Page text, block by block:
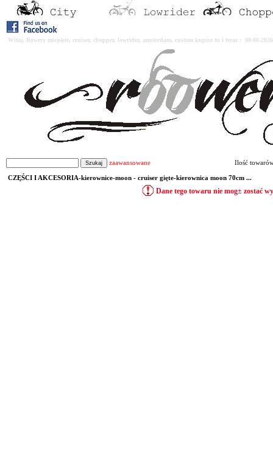
Witaj. Rowery miejskie, cruiser, chopper, lowrider, amsterdam, custom kupisz tu i teraz : 08-08-
zaawansowane Ilość
CZĘŚCI I AKCESORIA-kierownice-moon - cruiser gięte-kierownica moon 70cm ...
Dane tego towaru nie mog± zostać